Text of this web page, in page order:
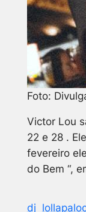
Foto:
Victor Lou
22 e 28 .
fevereiro
do Bem “,
dj